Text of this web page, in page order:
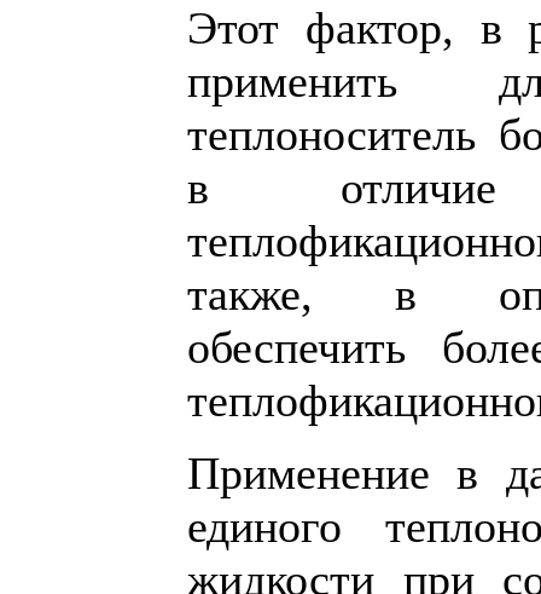
Этот фактор, в
применить
теплоноситель
в отличие
также, в
обеспечить
Применение в
единого
жидкости при